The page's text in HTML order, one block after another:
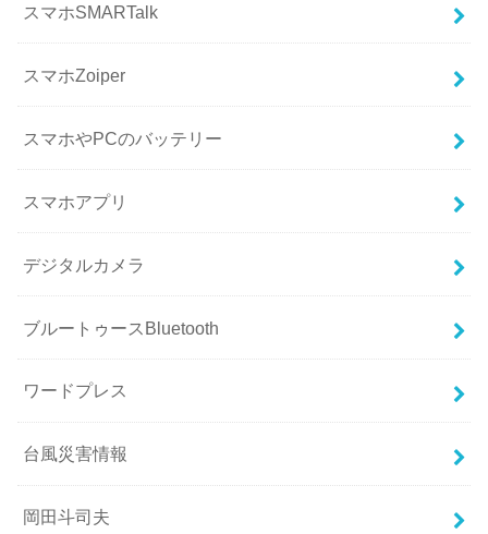
スマホSMARTalk
スマホZoiper
スマホやPCのバッテリー
スマホアプリ
デジタルカメラ
ブルートゥースBluetooth
ワードプレス
台風災害情報
岡田斗司夫